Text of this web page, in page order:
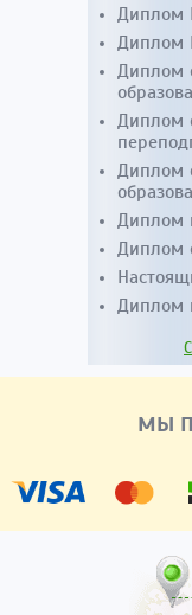
Диплом
Диплом
Диплом
Диплом
Диплом
Диплом
Диплом
Диплом
МЫ